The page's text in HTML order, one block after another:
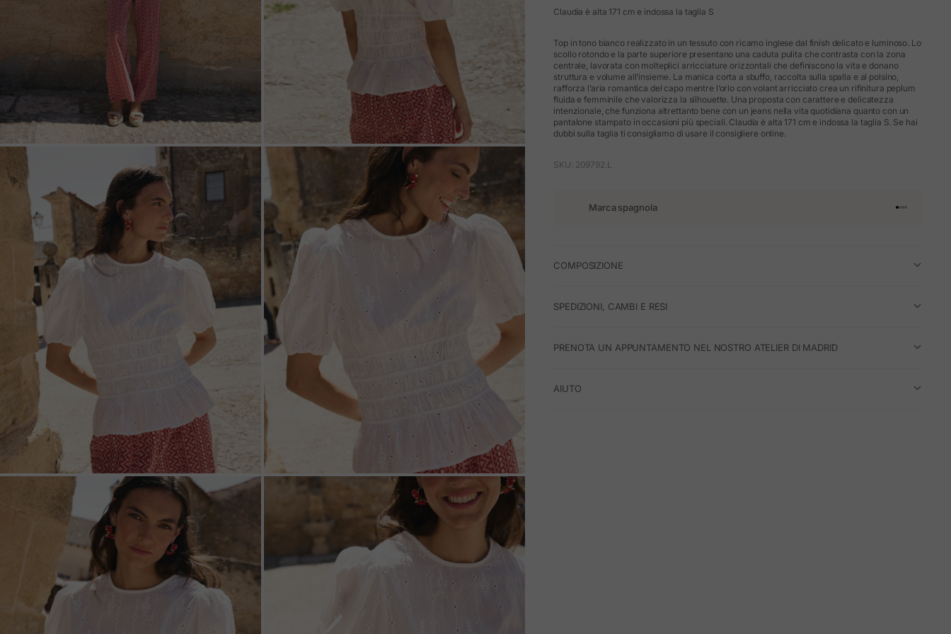
ZOOM
Claudia è alta 171 cm e indossa la taglia S
Top in tono bianco realizzato in un tessuto con ricamo inglese dal finish delicato e luminoso. Lo
scollo rotondo e la parte superiore presentano una caduta pulita che contrasta con la zona
centrale, lavorata con molteplici arricciature orizzontali che definiscono la vita e donano
struttura e volume all’insieme. La manica corta a sbuffo, raccolta sulla spalla e al polsino,
rafforza l’aria romantica del capo mentre l’orlo con volant arricciato crea un rifinitura peplum
fluida e femminile che valorizza la silhouette. Una proposta con carattere e delicatezza
intenzionale, che funziona altrettanto bene con un jeans nella vita quotidiana quanto con un
pantalone stampato in occasioni più speciali. Claudia è alta 171 cm e indossa la taglia S. Se hai
dubbi sulla taglia ti consigliamo di usare il consigliere online.
SKU: 209792.L
Marca spagnola Vai
Vai
Vai
Vai
COMPOSIZIONE
SPEDIZIONI, CAMBI E RESI
PRENOTA UN APPUNTAMENTO NEL NOSTRO ATELIER DI MADRID
AIUTO